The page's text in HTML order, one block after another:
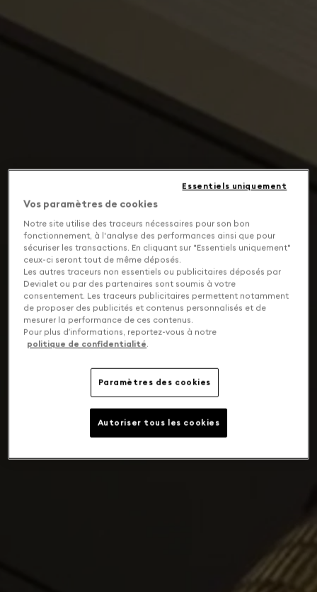
Vos paramètres de cookies
Notre site utilise des traceurs nécessaires pour son bon
fonctionnement, à l'analyse des performances ainsi que pour
sécuriser les transactions. En cliquant sur "Essentiels uniquement"
ceux-ci seront tout de même déposés.
Les autres traceurs non essentiels ou publicitaires déposés par
Devialet ou par des partenaires sont soumis à votre
consentement. Les traceurs publicitaires permettent notamment
de proposer des publicités et contenus personnalisés et de
mesurer la performance de ces contenus.
Pour plus d’informations, reportez-vous à notre
politique de confidentialité.
Paramètres des cookies
Essentiels uniquement
Autoriser tous les cookies